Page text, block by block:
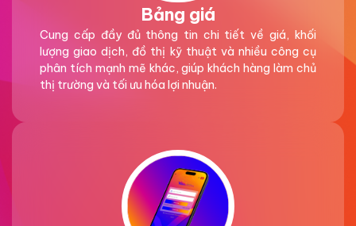
Bảng giá
Cung cấp đầy đủ thông tin chi tiết về giá, khối
lượng giao dịch, đồ thị kỹ thuật và nhiều công cụ
phân tích mạnh mẽ khác, giúp khách hàng làm chủ
thị trường và tối ưu hóa lợi nhuận.